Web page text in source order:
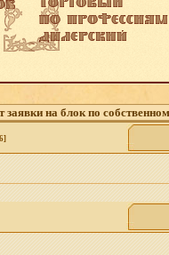
заявки на блок по